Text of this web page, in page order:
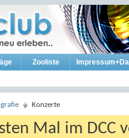
Zooliste
Konzerte
Mal im DCC